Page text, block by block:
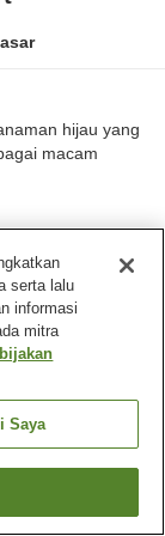
hijau yang
macam
serta lalu
informasi
mitra
Saya